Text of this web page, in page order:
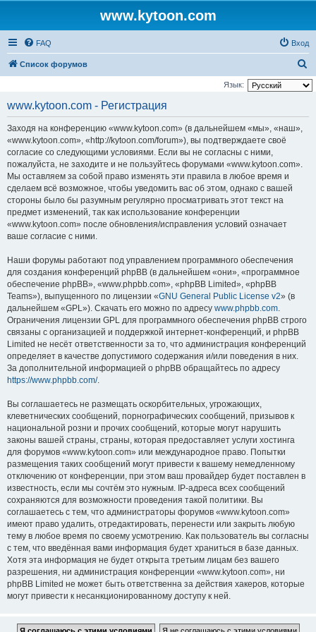
www.kytoon.com
FAQ Вход
Список форумов
о
Язык:
www.kytoon.com - Регистрация
Заходя на конференцию «www.kytoon.com» (в дальнейшем «мы», «наш»,
«www.kytoon.com», «http://kytoon.com/forum»), вы подтверждаете своё
согласие со следующими условиями. Если вы не согласны с ними,
пожалуйста, не заходите и не пользуйтесь форумами «www.kytoon.com».
Мы оставляем за собой право изменять эти правила в любое время и
сделаем всё возможное, чтобы уведомить вас об этом, однако с вашей
стороны было бы разумным регулярно просматривать этот текст на
предмет изменений, так как использование конференции
«www.kytoon.com» после обновления/исправления условий означает
ваше согласие с ними.
Наши форумы работают под управлением программного обеспечения
для создания конференций phpBB (в дальнейшем «они», «программное
обеспечение phpBB», «www.phpbb.com», «phpBB Limited», «phpBB
Teams»), выпущенного по лицензии «GNU General Public License v2» (в
дальнейшем «GPL»). Скачать его можно по адресу www.phpbb.com.
Ограничения лицензии GPL для программного обеспечения phpBB строго
связаны с организацией и поддержкой интернет-конференций, и phpBB
Limited не несёт ответственности за то, что администрация конференций
определяет в качестве допустимого содержания и/или поведения в них.
За дополнительной информацией о phpBB обращайтесь по адресу
https://www.phpbb.com/.
Вы соглашаетесь не размещать оскорбительных, угрожающих,
клеветнических сообщений, порнографических сообщений, призывов к
национальной розни и прочих сообщений, которые могут нарушить
законы вашей страны, страны, которая предоставляет услуги хостинга
для форумов «www.kytoon.com» или международное право. Попытки
размещения таких сообщений могут привести к вашему немедленному
отключению от конференции, при этом ваш провайдер будет поставлен в
известность, если мы сочтём это нужным. IP-адреса всех сообщений
сохраняются для возможности проведения такой политики. Вы
соглашаетесь с тем, что администраторы форумов «www.kytoon.com»
имеют право удалить, отредактировать, перенести или закрыть любую
тему в любое время по своему усмотрению. Как пользователь вы согласны
с тем, что введённая вами информация будет храниться в базе данных.
Хотя эта информация не будет открыта третьим лицам без вашего
разрешения, ни администрация конференции «www.kytoon.com», ни
phpBB Limited не может быть ответственна за действия хакеров, которые
могут привести к несанкционированному доступу к ней.